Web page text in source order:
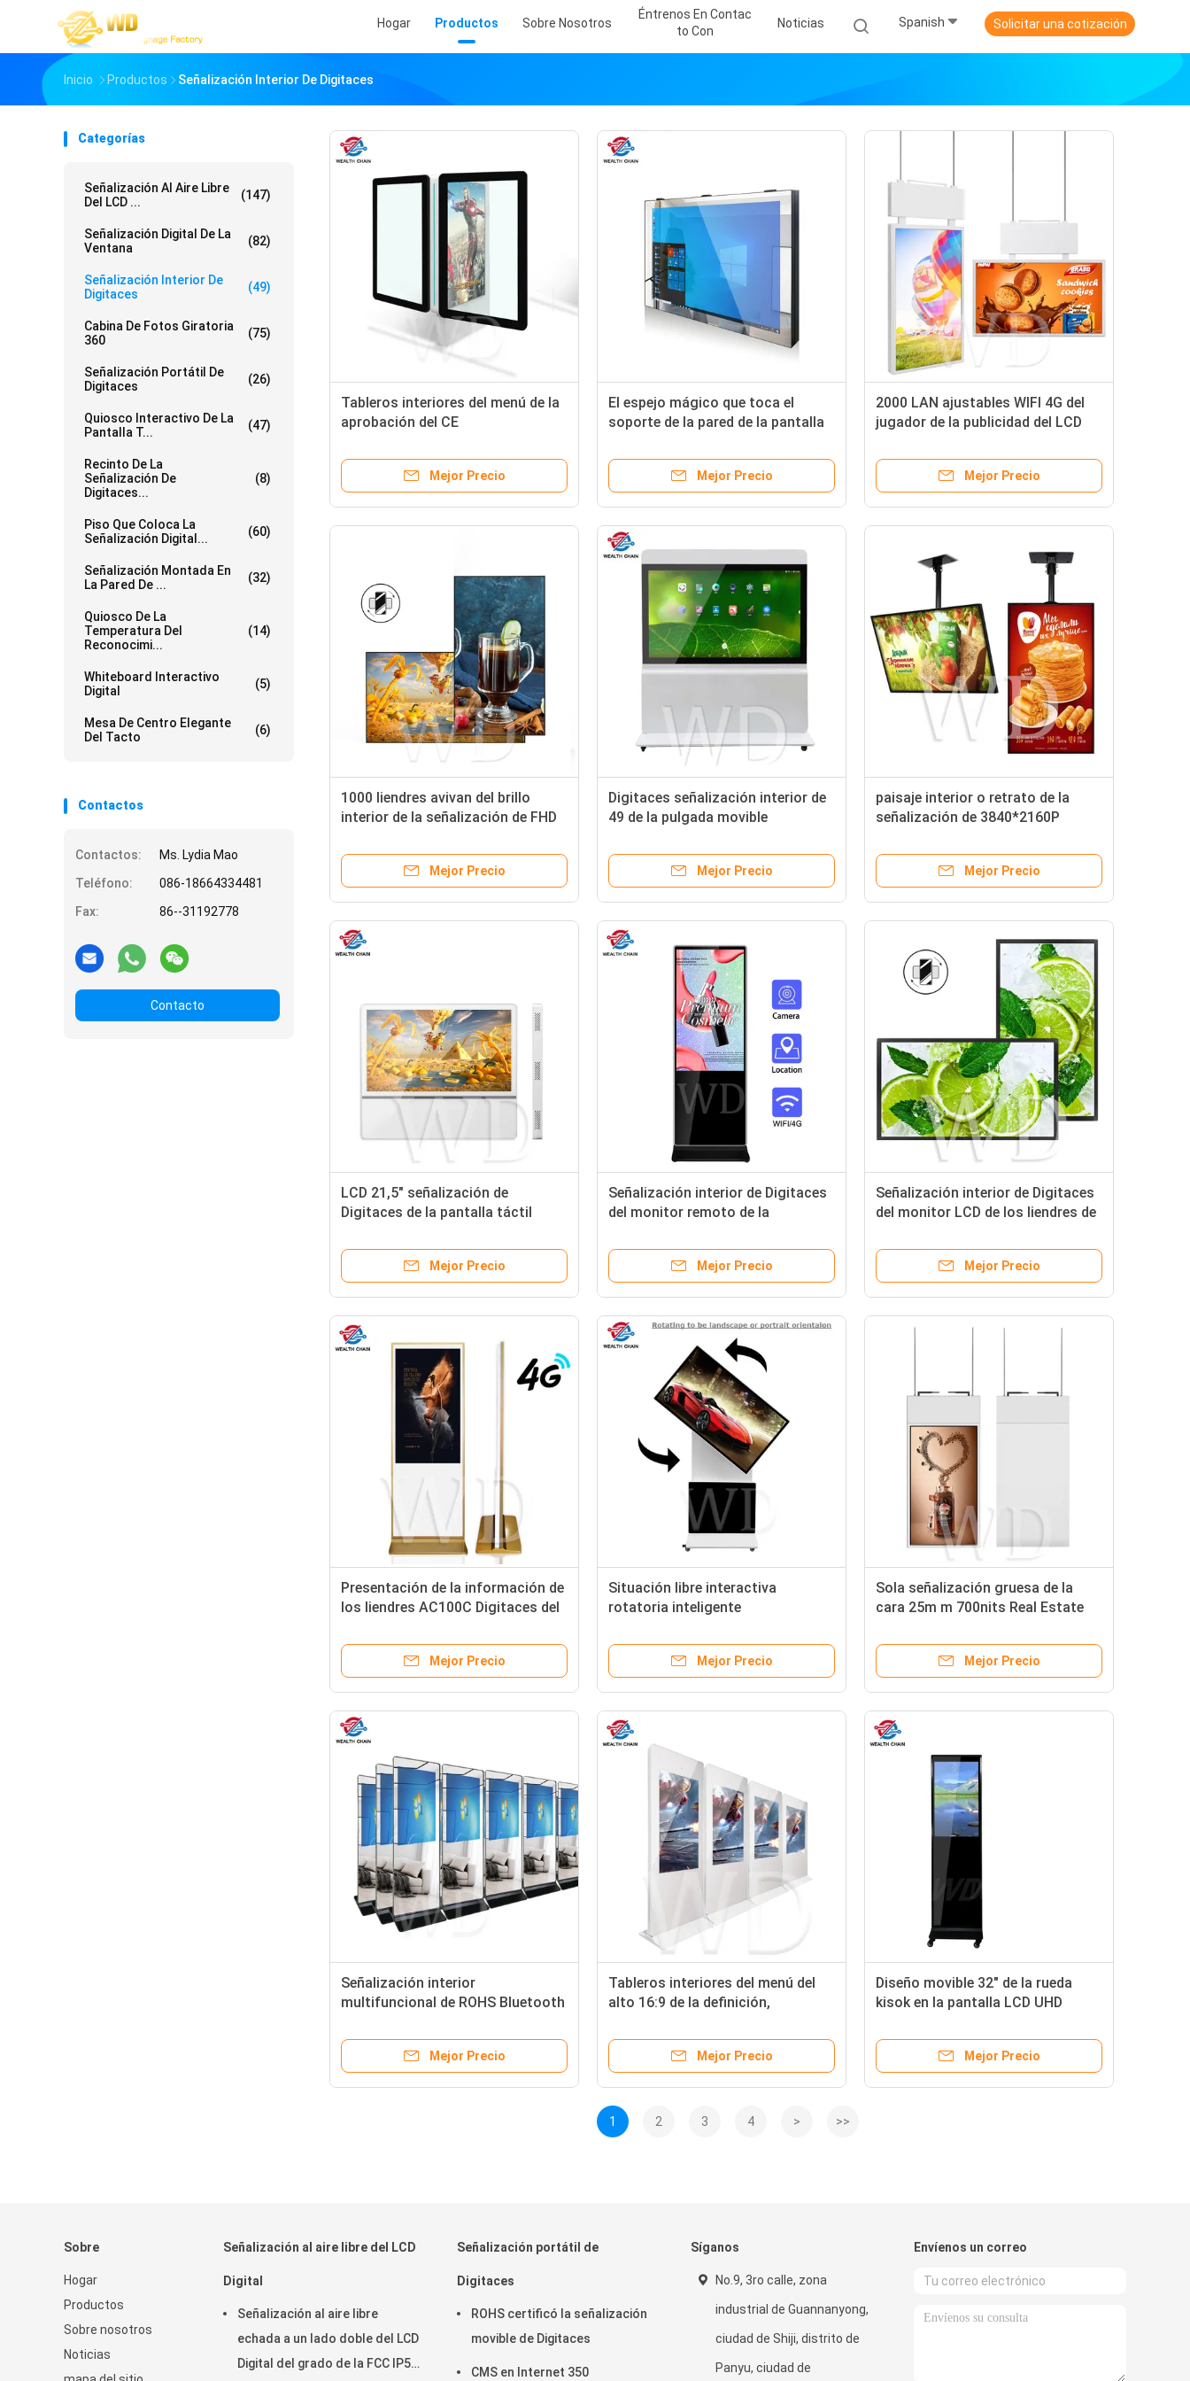
Hogar Productos Sobre Nosotros
Éntrenos En Contac
To Con
Noticias Spanish Solicitar una cotización
Inicio Productos Señalización Interior De Digitaces
Categorías
Señalización Al Aire Libre
Del LCD ...
(147)
Señalización Digital De La
Ventana
(82)
Señalización Interior De
Digitaces
(49)
Cabina De Fotos Giratoria
360
(75)
Señalización Portátil De
Digitaces
(26)
Quiosco Interactivo De La
Pantalla T...
(47)
Recinto De La
Señalización De
Digitaces...
(8)
Piso Que Coloca La
Señalización Digital...
(60)
Señalización Montada En
La Pared De ...
(32)
Quiosco De La
Temperatura Del
Reconocimi...
(14)
Whiteboard Interactivo
Digital
(5)
Mesa De Centro Elegante
Del Tacto
(6)
Contactos
Contactos:
Ms. Lydia Mao
Teléfono:
086-18664334481
Fax:
86--31192778
Contacto
Tableros interiores del menú de la
aprobación del CE
Mejor Precio
El espejo mágico que toca el
soporte de la pared de la pantalla
T/R 30/70 alto
Mejor Precio
2000 LAN ajustables WIFI 4G del
jugador de la publicidad del LCD
Mejor Precio
1000 liendres avivan del brillo
interior de la señalización de FHD
Mejor Precio
Digitaces señalización interior de
49 de la pulgada movible
interactiva del quiosco
Mejor Precio
paisaje interior o retrato de la
señalización de 3840*2160P
Mejor Precio
LCD 21,5" señalización de
Digitaces de la pantalla táctil
Mejor Precio
Señalización interior de Digitaces
del monitor remoto de la
la exhibición
Mejor Precio
Señalización interior de Digitaces
del monitor LCD de los liendres de
el restaurante
Mejor Precio
Presentación de la información de
los liendres AC100C Digitaces del
servicio del uno mismo
Mejor Precio
Situación libre interactiva
rotatoria inteligente
digital
Mejor Precio
Sola señalización gruesa de la
cara 25m m 700nits Real Estate
Mejor Precio
Señalización interior
multifuncional de ROHS Bluetooth
Mejor Precio
Tableros interiores del menú del
alto 16:9 de la definición,
con el webcam
Mejor Precio
Diseño movible 32" de la rueda
kisok en la pantalla LCD UHD
ventanas
Mejor Precio
1 2 3 4 > >>
Sobre
Hogar
Productos
Sobre nosotros
Noticias
Señalización al aire libre del LCD
Digital
Señalización al aire libre
echada a un lado doble del LCD
Digital del grado de la FCC IP55
Señalización portátil de
Digitaces
ROHS certificó la señalización
movible de Digitaces
CMS en Internet 350
Síganos
No.9, 3ro calle, zona
industrial de Guannanyong,
ciudad de Shiji, distrito de
Panyu, ciudad de
Envíenos un correo